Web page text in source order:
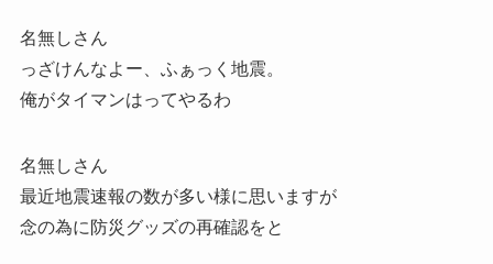
名無しさん
っざけんなよー、ふぁっく地震。
俺がタイマンはってやるわ
名無しさん
最近地震速報の数が多い様に思いますが
念の為に防災グッズの再確認をと